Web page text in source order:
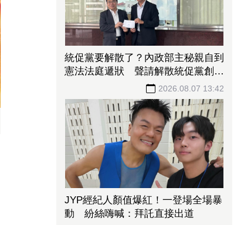
統促黨要解散了？內政部主秘親自到
憲法法庭遞狀 聲請解散統促黨創下
2026.08.07 13:42
JYP經紀人顏值爆紅！一登場全場暴
動 紛絲嗨喊：拜託直接出道